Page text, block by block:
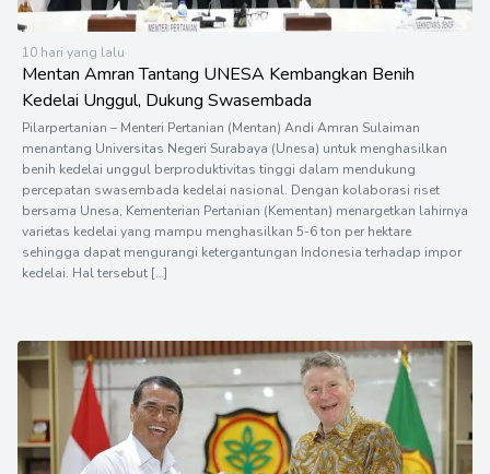
10 hari yang lalu
Mentan Amran Tantang UNESA Kembangkan Benih
Kedelai Unggul, Dukung Swasembada
Pilarpertanian – Menteri Pertanian (Mentan) Andi Amran Sulaiman
menantang Universitas Negeri Surabaya (Unesa) untuk menghasilkan
benih kedelai unggul berproduktivitas tinggi dalam mendukung
percepatan swasembada kedelai nasional. Dengan kolaborasi riset
bersama Unesa, Kementerian Pertanian (Kementan) menargetkan lahirnya
varietas kedelai yang mampu menghasilkan 5-6 ton per hektare
sehingga dapat mengurangi ketergantungan Indonesia terhadap impor
kedelai. Hal tersebut […]